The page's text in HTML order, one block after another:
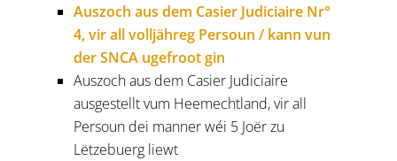
Auszoch aus dem Casier Judiciaire Nr°
4, vir all volljähreg Persoun / kann vun
der SNCA ugefroot gin
Auszoch aus dem Casier Judiciaire
ausgestellt vum Heemechtland, vir all
Persoun dei manner wéi 5 Joër zu
Lëtzebuerg liewt